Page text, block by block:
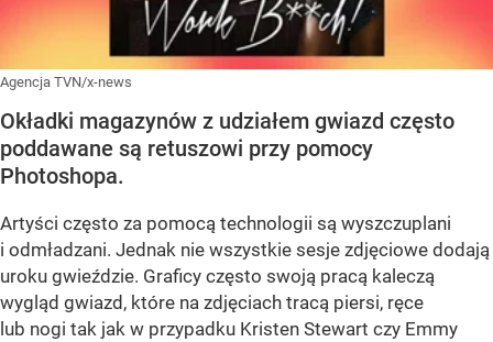
Agencja TVN/x-news
Okładki magazynów z udziałem gwiazd często
poddawane są retuszowi przy pomocy
Photoshopa.
Artyści często za pomocą technologii są wyszczuplani
i odmładzani. Jednak nie wszystkie sesje zdjęciowe dodają
uroku gwieździe. Graficy często swoją pracą kaleczą
wygląd gwiazd, które na zdjęciach tracą piersi, ręce
lub nogi tak jak w przypadku Kristen Stewart czy Emmy